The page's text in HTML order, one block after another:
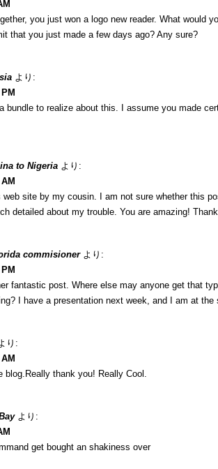
you just won a logo new reader. What would
that you just made a few days ago? Any sure?
より:
bundle to realize about this. I assume you made
to Nigeria より:
web site by my cousin. I am not sure whether this
detailed about my trouble. You are amazing!
commisioner より:
fantastic post. Where else may anyone get that
I have a presentation next week, and I am at the
り:
blog.Really thank you! Really Cool.
より:
get bought an shakiness over